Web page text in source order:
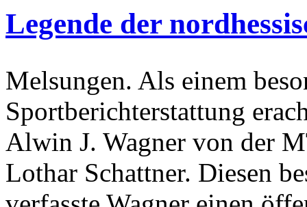
Legende der
Melsungen. Als einem
Sportberichterstattung
Alwin J. Wagner von der
Lothar Schattner. Diesen